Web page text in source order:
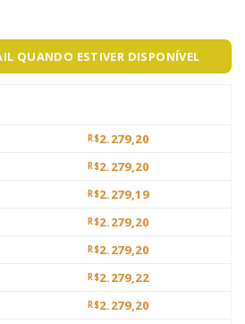
QUANDO ESTIVER DISPONÍVEL
R$2.279,20
R$2.279,20
R$2.279,19
R$2.279,20
R$2.279,20
R$2.279,22
R$2.279,20